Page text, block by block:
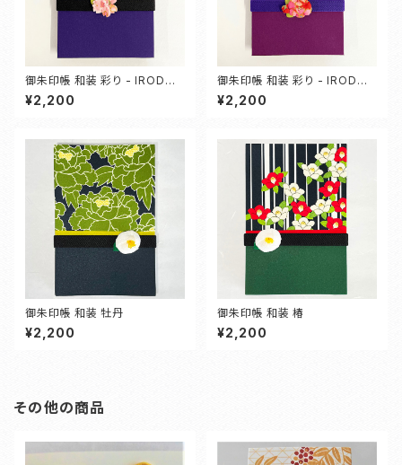
御朱印帳 和装 彩り - IRODOR
I - 【菊】
¥2,200
御朱印帳 和装 彩り - IRODOR
I - 【梅】
¥2,200
御朱印帳 和装 牡丹
¥2,200
御朱印帳 和装 椿
¥2,200
その他の商品